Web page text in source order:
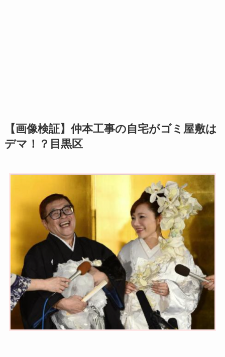
【画像検証】仲本工事の自宅がゴミ屋敷は
デマ！？目黒区